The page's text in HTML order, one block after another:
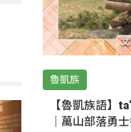
魯凱族
【魯凱族語】
｜萬山部落勇